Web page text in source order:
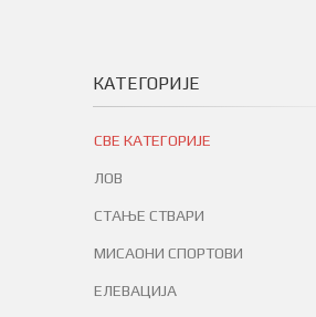
КАТЕГОРИЈЕ
СВЕ КАТЕГОРИЈЕ
ЛОВ
СТАЊЕ СТВАРИ
МИСАОНИ СПОРТОВИ
ЕЛЕВАЦИЈА